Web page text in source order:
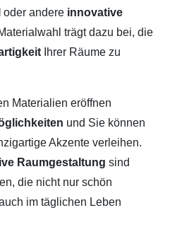
oder andere innovative
trägt dazu bei, die
Ihrer Räume zu
Materialien eröffnen
und Sie können
Akzente verleihen.
Raumgestaltung sind
die nicht nur schön
im täglichen Leben